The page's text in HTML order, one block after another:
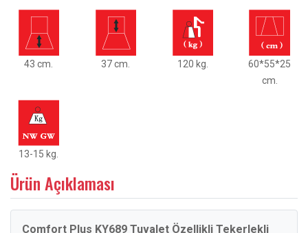
43 cm. 37 cm. 120 kg.
60*55*25
cm.
13-15 kg.
Ürün Açıklaması
Comfort Plus KY689 Tuvalet Özellikli Tekerlekli